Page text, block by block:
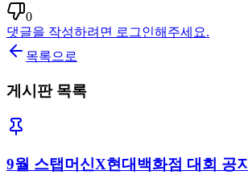
0
댓글을 작성하려면 로그인해주세요.
목록으로
게시판 목록
9월 스탭머신X현대백화점 대회 공지